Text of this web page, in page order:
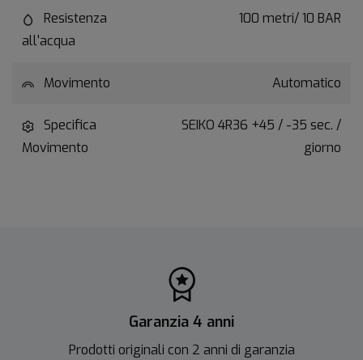
Resistenza
all'acqua
100 metri/ 10 BAR
Movimento Automatico
Specifica
Movimento
SEIKO 4R36 +45 / -35 sec. /
giorno
Garanzia 4 anni
Prodotti originali con 2 anni di garanzia